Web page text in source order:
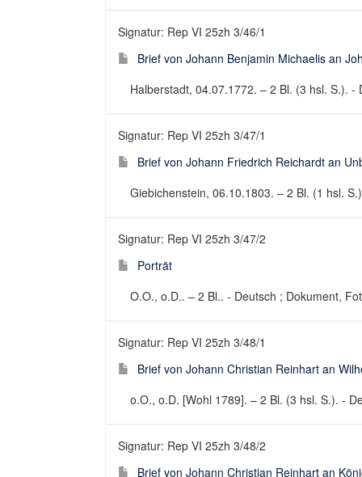
Signatur: Rep VI 25zh 3/46/1
Brief von Johann Benjamin Michaelis an
Halberstadt, 04.07.1772. – 2 Bl. (3 hsl. S.). -
Signatur: Rep VI 25zh 3/47/1
Brief von Johann Friedrich Reichardt an
Giebichenstein, 06.10.1803. – 2 Bl. (1 hsl.
Signatur: Rep VI 25zh 3/47/2
Porträt
O.O., o.D.. – 2 Bl.. - Deutsch ; Dokument,
Signatur: Rep VI 25zh 3/48/1
Brief von Johann Christian Reinhart an
o.O., o.D. [Wohl 1789]. – 2 Bl. (3 hsl. S.). -
Signatur: Rep VI 25zh 3/48/2
Brief von Johann Christian Reinhart an